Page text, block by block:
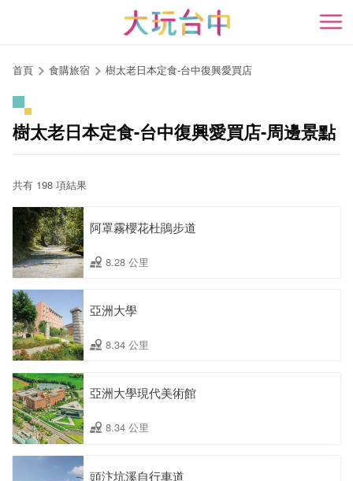
開
首頁 食購旅宿 樹太老日本定食-台中復興愛買店
樹太老日本定食-台中復興愛買店-周邊景點
共有 198 項結果
阿罩霧櫻花杜鵑步道
8.28 公里
亞洲大學
8.34 公里
亞洲大學現代美術館
8.34 公里
頭汴坑溪自行車道